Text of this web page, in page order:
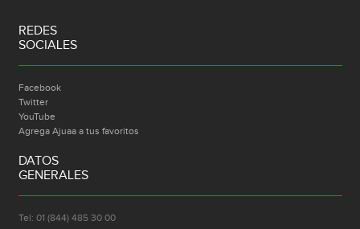
REDES
SOCIALES
Facebook
Twitter
YouTube
Agrega Ajuaa a tus favoritos
DATOS
GENERALES
Tel: 01 (844) 485 30 00